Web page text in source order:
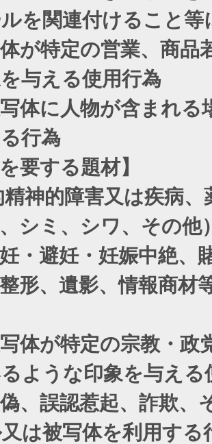
を関連付けること
が特定の営業、商
与える使用行為
に人物が含まれる
行為
要する題材】
神的障害又は疾病、
シミ、シワ、その他
・避妊・妊娠中絶、
形、遺影、情報商材
が特定の宗教・政
ような印象を与える
誤認惹起、詐欺、
は被写体を利用する